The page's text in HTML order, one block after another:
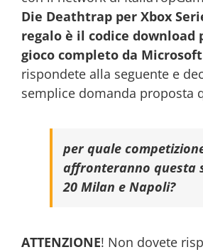
Die Deathtrap per Xbox
regalo è il codice download
gioco completo da
rispondete alla seguente e
semplice domanda proposta
per quale
affronteranno questa
20 Milan e Napoli?
ATTENZIONE! Non dovete